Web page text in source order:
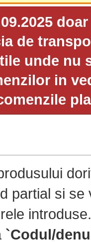
de
unde nu
in
partial si
introduse.
`Codul/